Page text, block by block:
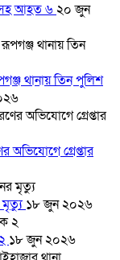
আহত ৬২০ জুন
থানায় তিন পুলিশ
অভিযোগে গ্রেপ্তার
মৃত্যু১৮ জুন ২০২৬
১৮ জুন ২০২৬